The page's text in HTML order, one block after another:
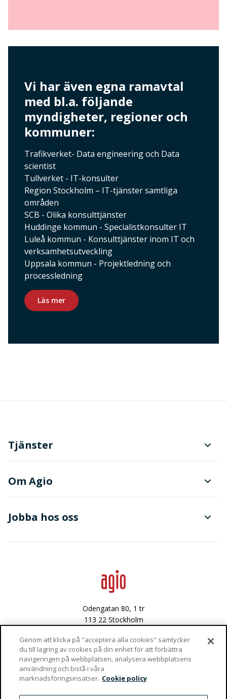
Vi har även egna ramavtal
med bl.a. följande
myndigheter, regioner och
kommuner:
Trafikverket- Data engineering och Data
scientist
Tullverket - IT-konsulter
Region Stockholm – IT-tjänster samtliga
områden
SCB - Olika konsulttjänster
Huddinge kommun - Specialistkonsulter IT
Luleå kommun - Konsulttjänster inom IT och
verksamhetsutveckling
Uppsala kommun - Projektledning och
processledning
Läs mer
Tjänster
Planering och produktionsstyrning
Om Agio
Finanser
Data & integritet
Jobba hos oss
Odengatan 80, 1 tr
113 22 Stockholm
Västra Varvsgatan 3
972 36 Luleå
Vaktgatan 4
981 47 Kiruna
Genom att klicka på "acceptera alla cookies" samtycker
du till lagring av cookies på din enhet för att förbättra
navigeringen på webbplatsen, analysera webbplatsens
användning och bistå i våra
marknadsföringsinsatser. Cookie policy